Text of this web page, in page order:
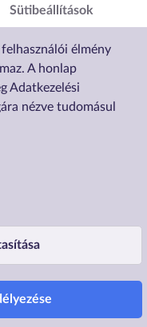
élmény
A honlap
Adatkezelési
nézve tudomásul
Sütibeállítások